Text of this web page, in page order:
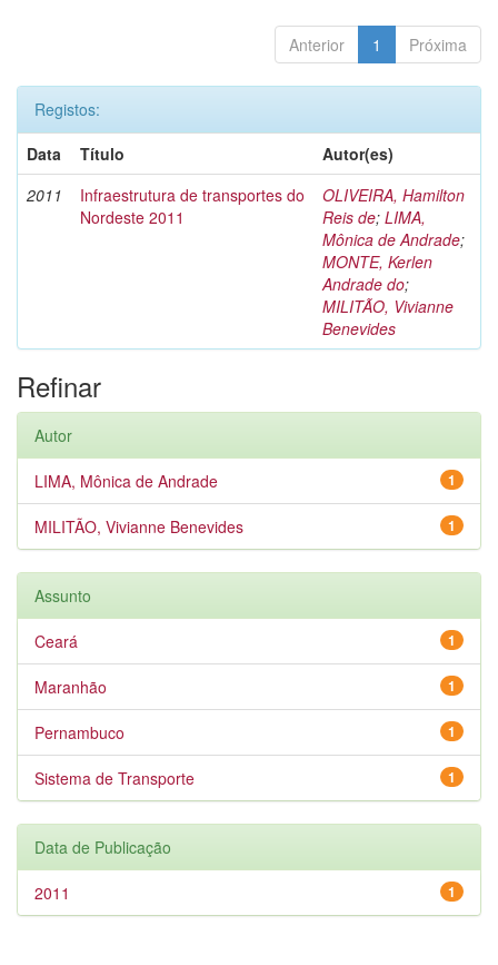
Anterior 1 Próxima
Registos:
Data
Título
Autor(es)
2011
Infraestrutura de transportes do
Nordeste 2011
OLIVEIRA, Hamilton
Reis de; LIMA,
Mônica de Andrade;
MONTE, Kerlen
Andrade do;
MILITÃO, Vivianne
Benevides
Refinar
Autor
1
LIMA, Mônica de Andrade
1
MILITÃO, Vivianne Benevides
Assunto
1
Ceará
1
Maranhão
1
Pernambuco
1
Sistema de Transporte
Data de Publicação
1
2011